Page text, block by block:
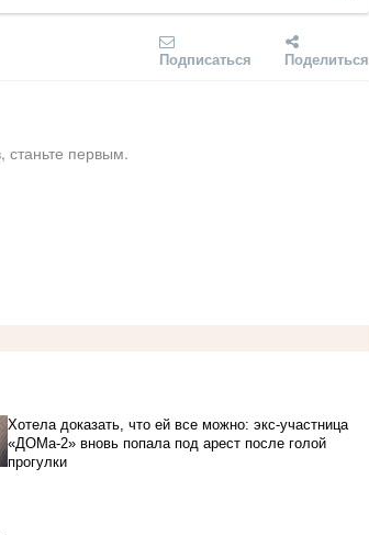
Подписаться Поделиться
станьте первым.
Хотела доказать, что ей все можно: экс-участница
«ДОМа-2» вновь попала под арест после голой
прогулки